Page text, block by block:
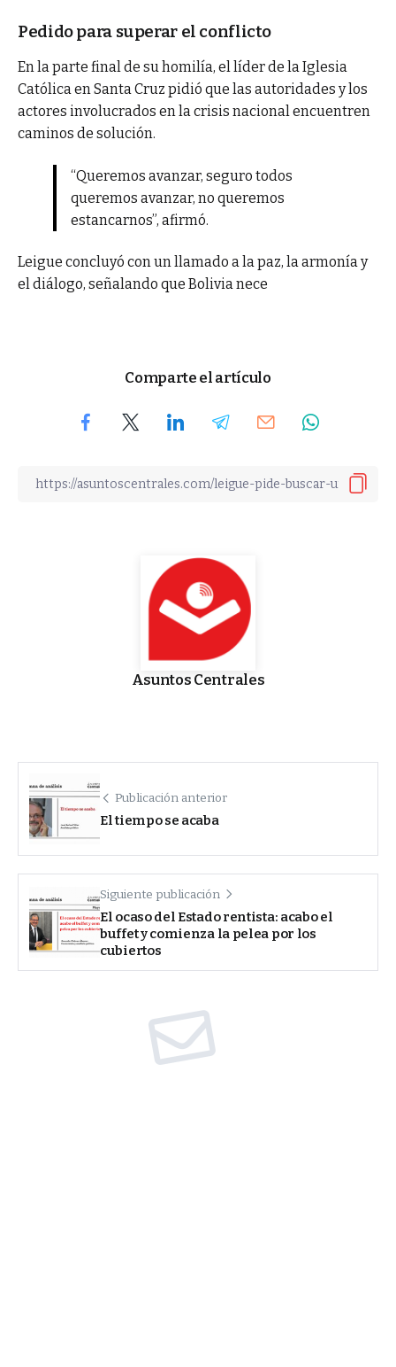
Pedido para superar el conflicto
En la parte final de su homilía, el líder de la Iglesia
Católica en Santa Cruz pidió que las autoridades y los
actores involucrados en la crisis nacional encuentren
caminos de solución.
“Queremos avanzar, seguro todos
queremos avanzar, no queremos
estancarnos”, afirmó.
Leigue concluyó con un llamado a la paz, la armonía y
el diálogo, señalando que Bolivia nece
Comparte el artículo
Asuntos Centrales
Publicación anterior
El tiempo se acaba
Siguiente publicación
El ocaso del Estado rentista: acabo el
buffet y comienza la pelea por los
cubiertos